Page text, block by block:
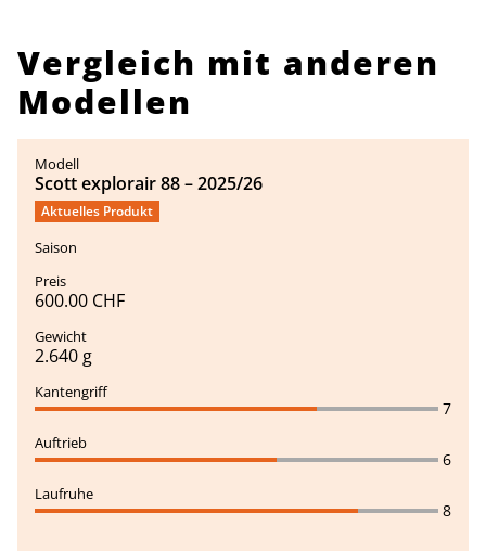
Vergleich mit anderen
Modellen
Scott explorair 88 – 2025/26
Aktuelles Produkt
600.00 CHF
2.640 g
7
6
8